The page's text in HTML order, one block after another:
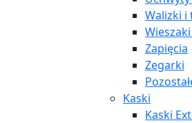
Walizki
Zapięcia
Zegarki
Kaski
Kaski